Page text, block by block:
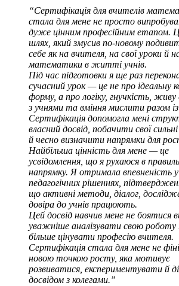
“Сертифікація для вчителів
стала для мене не просто
дуже цінним професійним етапом.
шлях, який змусив по-новому
себе як на вчителя, на свої уроки й
математики в житті учнів.
Під час підготовки я ще раз
сучасний урок — це не про ідеальну
форму, а про логіку, гнучкість, живу
з учнями та вміння мислити разом
Сертифікація допомогла мені
власний досвід, побачити свої
й чесно визначити напрямки для
Найбільша цінність для мене — це
усвідомлення, що я рухаюся в
напрямку. Я отримала впевненість у
педагогічних рішеннях,
що активні методи, діалог,
довіра до учнів працюють.
Цей досвід навчив мене не боятися
уважніше аналізувати свою
більше цінувати професію вчителя.
Сертифікація стала для мене не
новою точкою росту, яка мотивує
розвиватися, експериментувати й
досвідом з колегами.”